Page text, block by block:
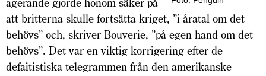
att britterna skulle fortsätta kriget, ”i åratal om det
behövs” och, skriver Bouverie, ”på egen hand om det
behövs”. Det var en viktig korrigering efter de
defaitistiska telegrammen från den amerikanske